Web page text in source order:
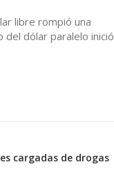
libre rompió una
del dólar paralelo inició
cargadas de drogas